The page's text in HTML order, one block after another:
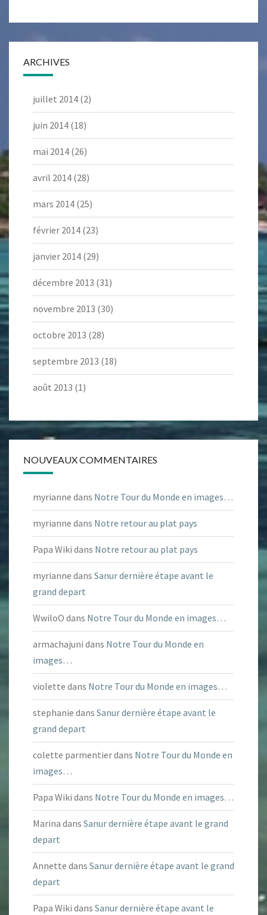
ARCHIVES
juillet 2014 (2)
juin 2014 (18)
mai 2014 (26)
avril 2014 (28)
mars 2014 (25)
février 2014 (23)
janvier 2014 (29)
décembre 2013 (31)
novembre 2013 (30)
octobre 2013 (28)
septembre 2013 (18)
août 2013 (1)
NOUVEAUX COMMENTAIRES
myrianne dans Notre Tour du Monde en images…
myrianne dans Notre retour au plat pays
Papa Wiki dans Notre retour au plat pays
myrianne dans Sanur dernière étape avant le
grand depart
WwiloO dans Notre Tour du Monde en images…
armachajuni dans Notre Tour du Monde en
images…
violette dans Notre Tour du Monde en images…
stephanie dans Sanur dernière étape avant le
grand depart
colette parmentierdans Notre Tour du Monde en
images…
Papa Wiki dans Notre Tour du Monde en images…
Marina dans Sanur dernière étape avant le grand
depart
Annette dans Sanur dernière étape avant le grand
depart
Papa Wiki dans Sanur dernière étape avant le